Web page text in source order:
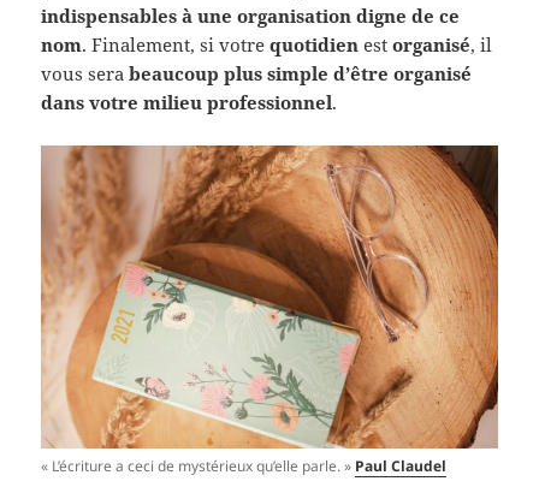
indispensables à une organisation digne de ce
nom. Finalement, si votrequotidien estorganisé, il
vous serabeaucoup plus simple d’être organisé
dans votre milieu professionnel.
« L’écriture a ceci de mystérieux qu’elle parle. » Paul Claudel